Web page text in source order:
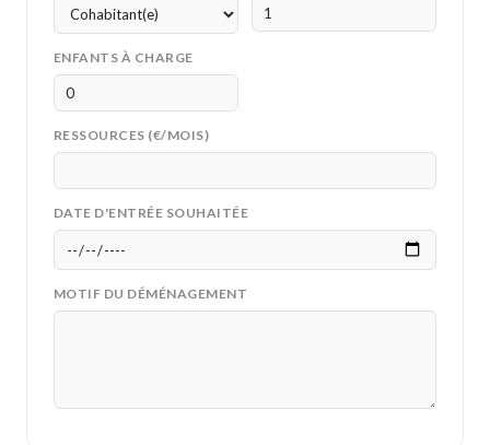
ENFANTS À CHARGE
RESSOURCES (€/MOIS)
DATE D'ENTRÉE SOUHAITÉE
MOTIF DU DÉMÉNAGEMENT